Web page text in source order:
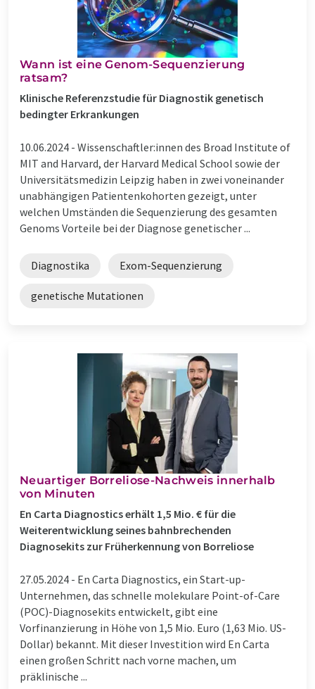
Wann ist eine Genom-Sequenzierung
ratsam?
Klinische Referenzstudie für Diagnostik genetisch
bedingter Erkrankungen
10.06.2024 - Wissenschaftler:innen des Broad Institute of
MIT and Harvard, der Harvard Medical School sowie der
Universitätsmedizin Leipzig haben in zwei voneinander
unabhängigen Patientenkohorten gezeigt, unter
welchen Umständen die Sequenzierung des gesamten
Genoms Vorteile bei der Diagnose genetischer ...
Diagnostika Exom-Sequenzierung
genetische Mutationen
Neuartiger Borreliose-Nachweis innerhalb
von Minuten
En Carta Diagnostics erhält 1,5 Mio. € für die
Weiterentwicklung seines bahnbrechenden
Diagnosekits zur Früherkennung von Borreliose
27.05.2024 - En Carta Diagnostics, ein Start-up-
Unternehmen, das schnelle molekulare Point-of-Care
(POC)-Diagnosekits entwickelt, gibt eine
Vorfinanzierung in Höhe von 1,5 Mio. Euro (1,63 Mio. US-
Dollar) bekannt. Mit dieser Investition wird En Carta
einen großen Schritt nach vorne machen, um
präklinische ...